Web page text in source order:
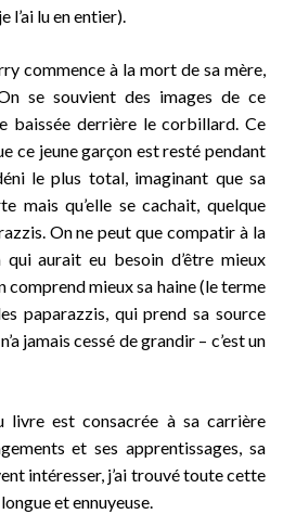
l’ai lu en entier).
commence à la mort de sa mère,
se souvient des images de ce
baissée derrière le corbillard. Ce
ce jeune garçon est resté pendant
le plus total, imaginant que sa
mais qu’elle se cachait, quelque
On ne peut que compatir à la
aurait eu besoin d’être mieux
comprend mieux sa haine (le terme
paparazzis, qui prend sa source
jamais cessé de grandir – c’est un
livre est consacrée à sa carrière
et ses apprentissages, sa
intéresser, j’ai trouvé toute cette
et ennuyeuse.